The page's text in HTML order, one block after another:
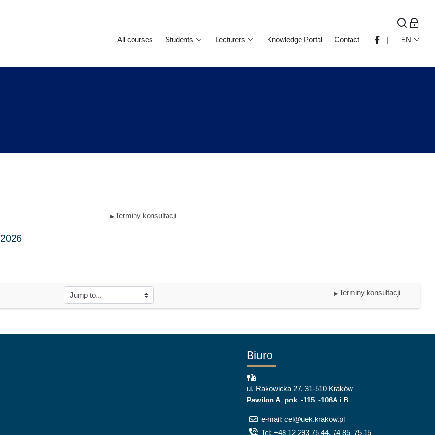
All courses Students Lecturers Knowledge Portal Contact | EN
▶︎ Terminy konsultacji
▶︎ Terminy konsultacji
Biuro
ul. Rakowicka 27, 31-510 Kraków
Pawilon A, pok. -115, -106A i B
e-mail: cel@uek.krakow.pl
Tel: +48 12 293 75 44, 74 85, 75 15